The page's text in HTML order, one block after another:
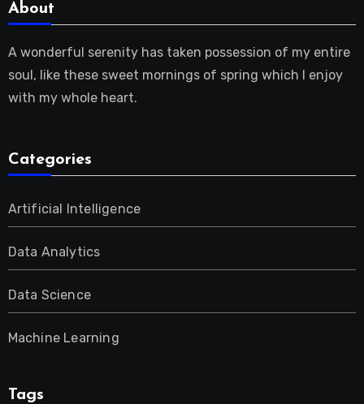
About
A wonderful serenity has taken possession of my entire
soul, like these sweet mornings of spring which I enjoy
with my whole heart.
Categories
Artificial Intelligence
Data Analytics
Data Science
Machine Learning
Tags